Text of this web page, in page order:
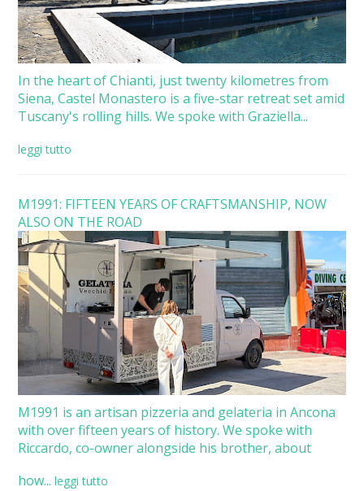
In the heart of Chianti, just twenty kilometres from
Siena, Castel Monastero is a five-star retreat set amid
Tuscany's rolling hills. We spoke with Graziella...
leggi tutto
M1991: FIFTEEN YEARS OF CRAFTSMANSHIP, NOW
ALSO ON THE ROAD
M1991 is an artisan pizzeria and gelateria in Ancona
with over fifteen years of history. We spoke with
Riccardo, co-owner alongside his brother, about
how... leggi tutto